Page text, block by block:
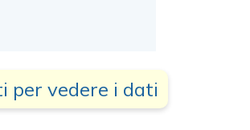
per vedere i dati